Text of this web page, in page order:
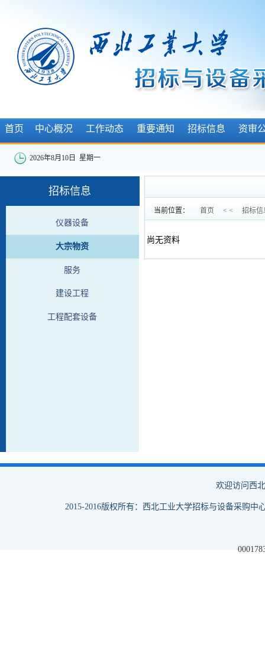
首页 中心概况 工作动态 重要通知 招标信息 资审
2026年8月10日 星期一
招标信息
仪器设备
大宗物资
服务
建设工程
工程配套设备
当前位置： 首页 < < 招标信
尚无资料
欢迎访问西
2015-2016版权所有：西北工业大学招标与设备采购